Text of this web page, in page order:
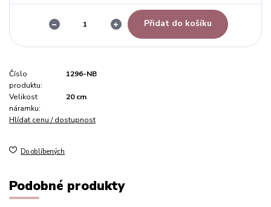
Přidat do košíku
Číslo
produktu:
1296-NB
Velikost
náramku:
20 cm
Hlídat cenu / dostupnost
Do oblíbených
Podobné produkty